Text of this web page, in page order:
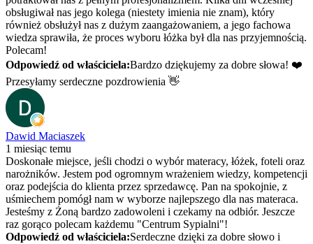
obsługiwał nas jego kolega (niestety imienia nie znam), który
również obsłużył nas z dużym zaangażowaniem, a jego fachowa
wiedza sprawiła, że proces wyboru łóżka był dla nas przyjemnością.
Polecam!
Odpowiedź od właściciela:Bardzo dziękujemy za dobre słowa! ❤️
Przesyłamy serdeczne pozdrowienia 👋
Dawid Maciaszek
1 miesiąc temu
Doskonałe miejsce, jeśli chodzi o wybór materacy, łóżek, foteli oraz
narożników. Jestem pod ogromnym wrażeniem wiedzy, kompetencji
oraz podejścia do klienta przez sprzedawcę. Pan na spokojnie, z
uśmiechem pomógł nam w wyborze najlepszego dla nas materaca.
Jesteśmy z Żoną bardzo zadowoleni i czekamy na odbiór. Jeszcze
raz gorąco polecam każdemu "Centrum Sypialni"!
Odpowiedź od właściciela:Serdeczne dzięki za dobre słowo i